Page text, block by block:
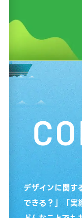
デザインに関す
できる？」「実